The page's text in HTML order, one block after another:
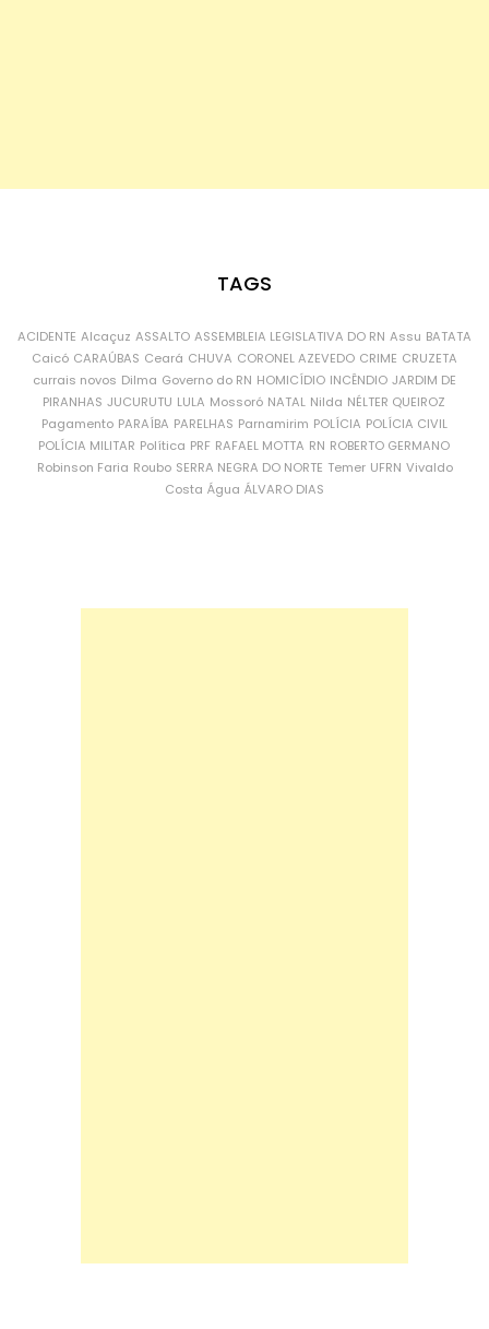
TAGS
ACIDENTE Alcaçuz ASSALTO ASSEMBLEIA LEGISLATIVA DO RN Assu BATATA
Caicó CARAÚBAS Ceará CHUVA CORONEL AZEVEDO CRIME CRUZETA
currais novos Dilma Governo do RN HOMICÍDIO INCÊNDIO JARDIM DE
PIRANHAS JUCURUTU LULA Mossoró NATAL Nilda NÉLTER QUEIROZ
Pagamento PARAÍBA PARELHAS Parnamirim POLÍCIA POLÍCIA CIVIL
POLÍCIA MILITAR Política PRF RAFAEL MOTTA RN ROBERTO GERMANO
Robinson Faria Roubo SERRA NEGRA DO NORTE Temer UFRN Vivaldo
Costa Água ÁLVARO DIAS